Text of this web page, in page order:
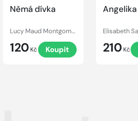
Němá dívka
Lucy Maud Montgomery
120 Kč Koupit
Angelika
210 Kč